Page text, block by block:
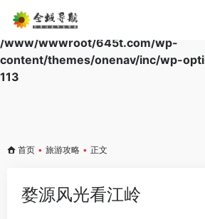
Warning: Array to string conversion in
/www/wwwroot/645t.com/wp-
content/themes/onenav/inc/wp-
113
首页 • 旅游攻略 • 正文
婺源风光看江岭